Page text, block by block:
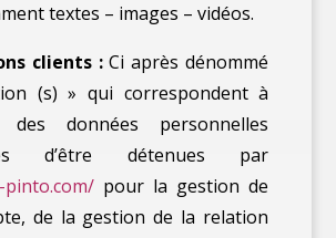
textes – images – vidéos.
clients :Ci après dénommé
(s) » qui correspondent à
des données personnelles
d’être détenues par
pour la gestion de
de la gestion de la relation